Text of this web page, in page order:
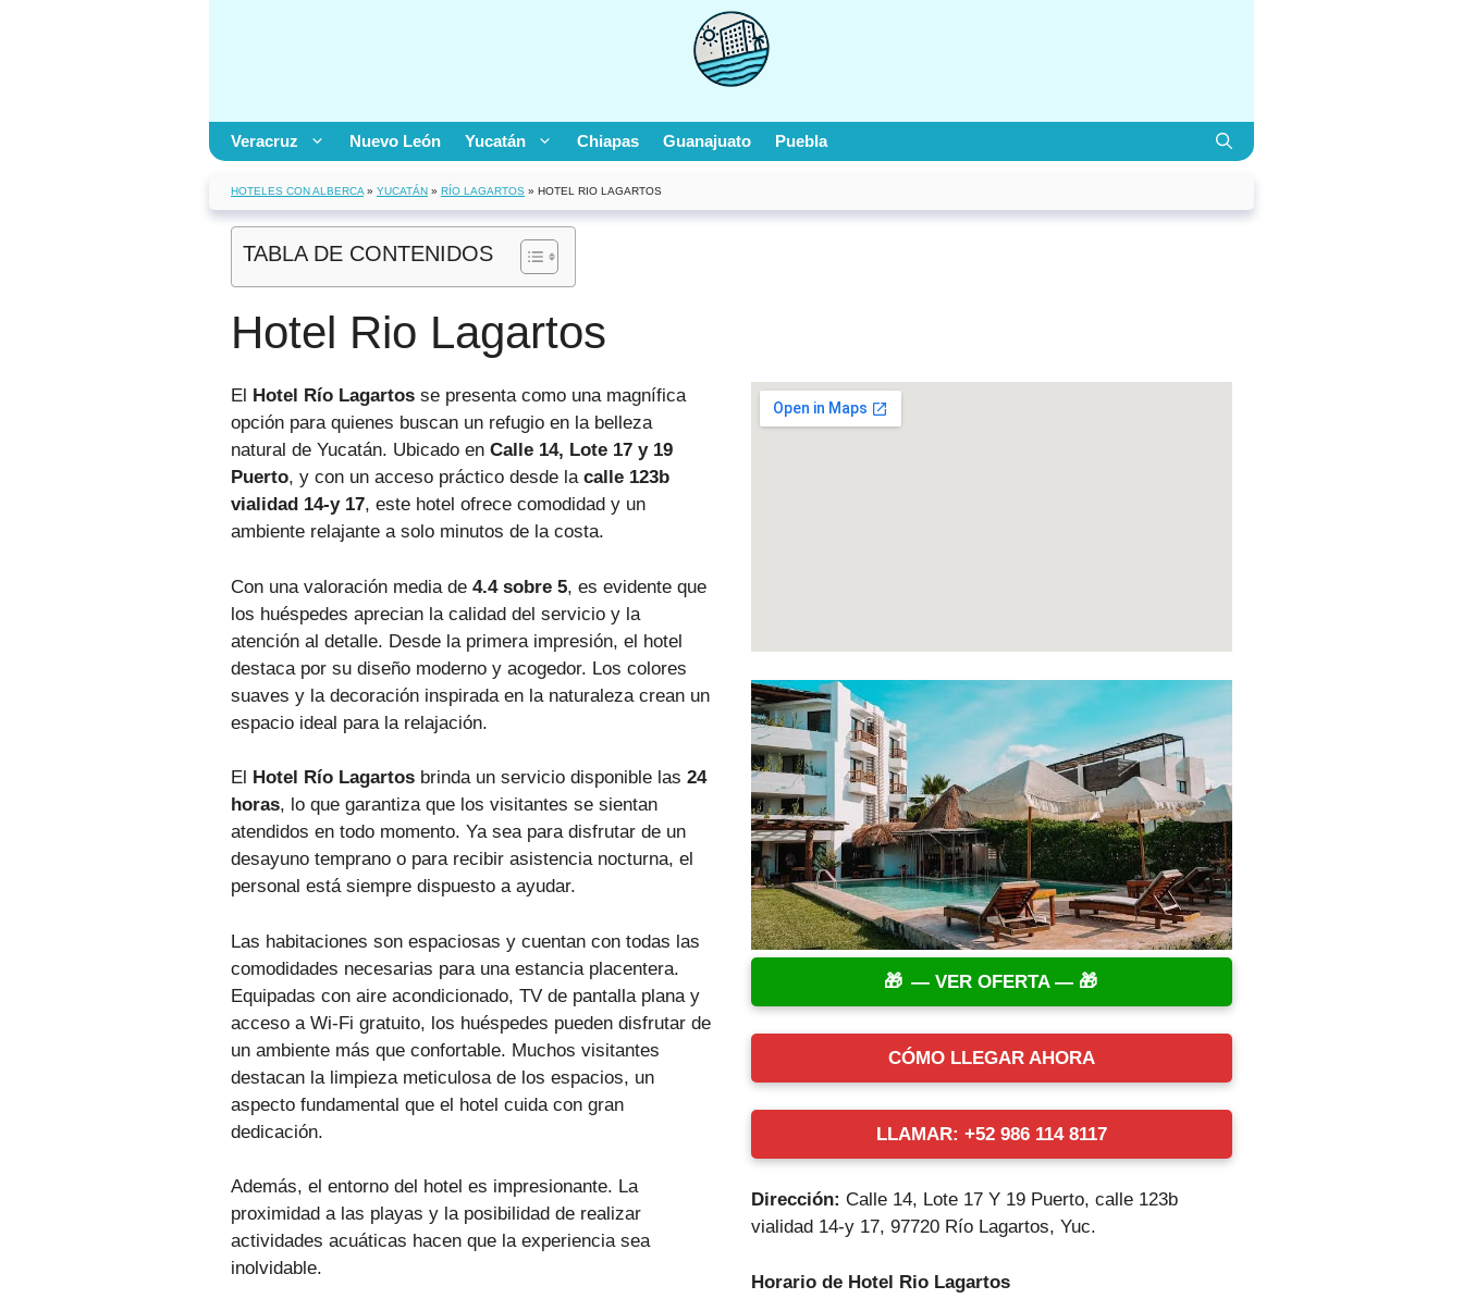
Veracruz Nuevo León Yucatán Chiapas Guanajuato Puebla
HOTELES CON ALBERCA » YUCATÁN » RÍO LAGARTOS » HOTEL RIO LAGARTOS
TABLA DE CONTENIDOS
Hotel Rio Lagartos
El Hotel Río Lagartos se presenta como una magnífica
opción para quienes buscan un refugio en la belleza
natural de Yucatán. Ubicado en Calle 14, Lote 17 y 19
Puerto, y con un acceso práctico desde la calle 123b
vialidad 14-y 17, este hotel ofrece comodidad y un
ambiente relajante a solo minutos de la costa.
Con una valoración media de 4.4 sobre 5, es evidente que
los huéspedes aprecian la calidad del servicio y la
atención al detalle. Desde la primera impresión, el hotel
destaca por su diseño moderno y acogedor. Los colores
suaves y la decoración inspirada en la naturaleza crean un
espacio ideal para la relajación.
El Hotel Río Lagartos brinda un servicio disponible las 24
horas, lo que garantiza que los visitantes se sientan
atendidos en todo momento. Ya sea para disfrutar de un
desayuno temprano o para recibir asistencia nocturna, el
personal está siempre dispuesto a ayudar.
Las habitaciones son espaciosas y cuentan con todas las
comodidades necesarias para una estancia placentera.
Equipadas con aire acondicionado, TV de pantalla plana y
acceso a Wi-Fi gratuito, los huéspedes pueden disfrutar de
un ambiente más que confortable. Muchos visitantes
destacan la limpieza meticulosa de los espacios, un
aspecto fundamental que el hotel cuida con gran
dedicación.
Además, el entorno del hotel es impresionante. La
proximidad a las playas y la posibilidad de realizar
actividades acuáticas hacen que la experiencia sea
inolvidable.
— VER OFERTA —
CÓMO LLEGAR AHORA
LLAMAR: +52 986 114 8117
Dirección:Calle 14, Lote 17 Y 19 Puerto, calle 123b
vialidad 14-y 17, 97720 Río Lagartos, Yuc.
Horario de Hotel Rio Lagartos